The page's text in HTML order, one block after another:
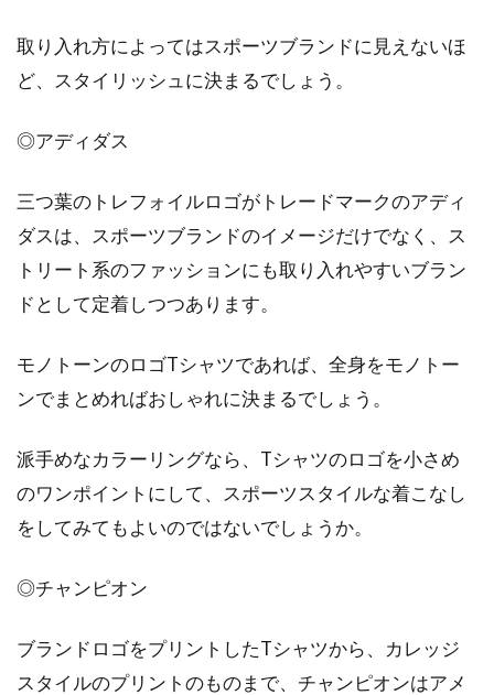
取り入れ方によってはスポーツブランドに見えないほ
ど、スタイリッシュに決まるでしょう。
◎アディダス
三つ葉のトレフォイルロゴがトレードマークのアディ
ダスは、スポーツブランドのイメージだけでなく、ス
トリート系のファッションにも取り入れやすいブラン
ドとして定着しつつあります。
モノトーンのロゴTシャツであれば、全身をモノトー
ンでまとめればおしゃれに決まるでしょう。
派手めなカラーリングなら、Tシャツのロゴを小さめ
のワンポイントにして、スポーツスタイルな着こなし
をしてみてもよいのではないでしょうか。
◎チャンピオン
ブランドロゴをプリントしたTシャツから、カレッジ
スタイルのプリントのものまで、チャンピオンはアメ